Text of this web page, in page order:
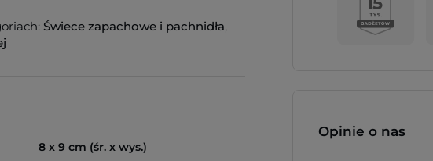
Świece zapachowe i pachnidła,
8 x 9 cm (śr. x wys.)
Opinie o nas